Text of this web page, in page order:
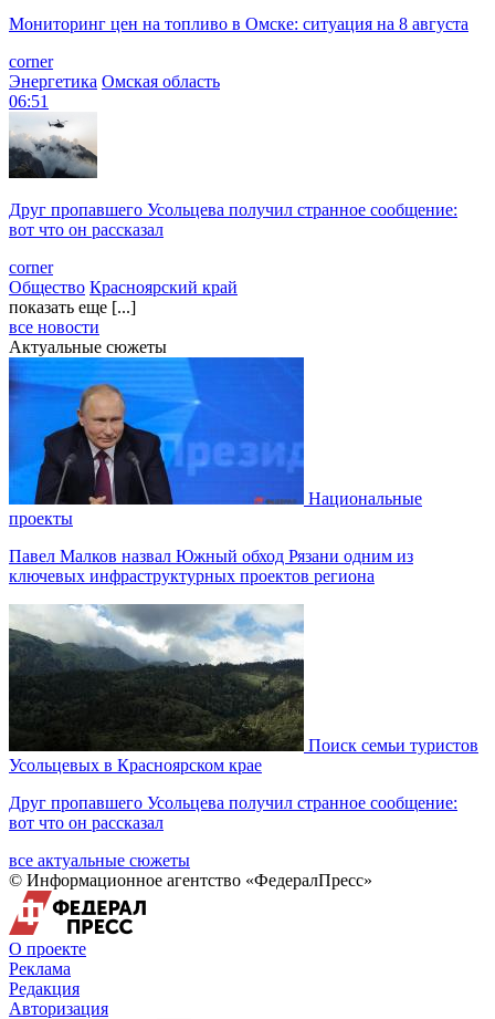
Мониторинг цен на топливо в Омске: ситуация на 8 августа
corner
Энергетика Омская область
06:51
Друг пропавшего Усольцева получил странное сообщение:
вот что он рассказал
corner
Общество Красноярский край
показать еще [...]
все новости
Актуальные сюжеты
Национальные
проекты
Павел Малков назвал Южный обход Рязани одним из
ключевых инфраструктурных проектов региона
Поиск семьи туристов
Усольцевых в Красноярском крае
Друг пропавшего Усольцева получил странное сообщение:
вот что он рассказал
все актуальные сюжеты
© Информационное агентство «ФедералПресс»
О проекте
Реклама
Редакция
Авторизация